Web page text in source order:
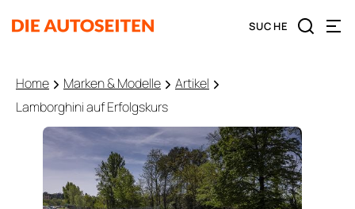
Home Marken & Modelle
Artikel
Lamborghini auf Erfolgskurs